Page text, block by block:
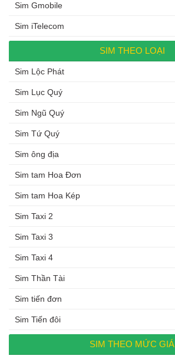
Sim Gmobile
Sim iTelecom
SIM THEO LOẠI
Sim Lộc Phát
Sim Lục Quý
Sim Ngũ Quý
Sim Tứ Quý
Sim ông địa
Sim tam Hoa Đơn
Sim tam Hoa Kép
Sim Taxi 2
Sim Taxi 3
Sim Taxi 4
Sim Thần Tài
Sim tiến đơn
Sim Tiến đôi
SIM THEO MỨC GIÁ